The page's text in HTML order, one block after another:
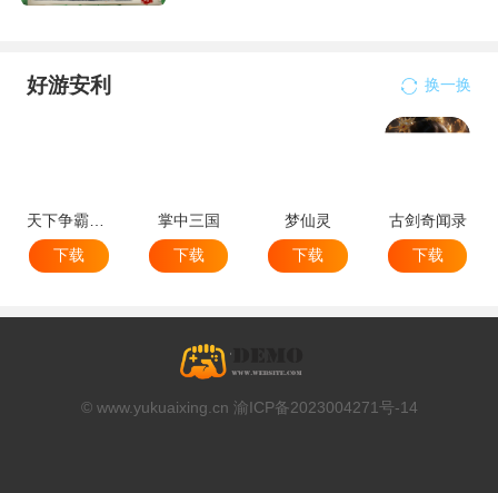
好游安利 换一换
天下争霸三国志
下载
掌中三国
下载
梦仙灵
下载
古剑奇闻录
下载
© www.yukuaixing.cn 渝ICP备2023004271号-14